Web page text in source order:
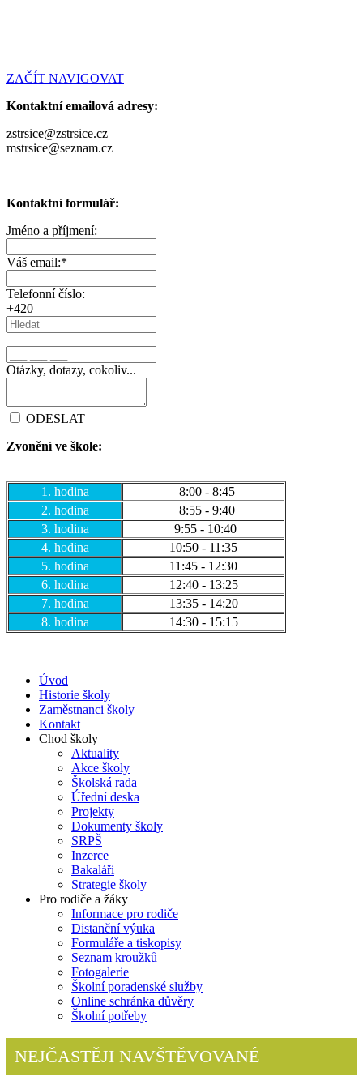
ZAČÍT NAVIGOVAT
Kontaktní emailová adresy:
zstrsice@zstrsice.cz
mstrsice@seznam.cz
Kontaktní formulář:
Jméno a příjmení:
Váš email:*
Telefonní číslo:
+420
Otázky, dotazy, cokoliv...
ODESLAT
Zvonění ve škole:
1. hodina
8:00 - 8:45
2. hodina
8:55 - 9:40
3. hodina
9:55 - 10:40
4. hodina
10:50 - 11:35
5. hodina
11:45 - 12:30
6. hodina
12:40 - 13:25
7. hodina
13:35 - 14:20
8. hodina
14:30 - 15:15
Úvod
Historie školy
Zaměstnanci školy
Kontakt
Chod školy
Aktuality
Akce školy
Školská rada
Úřední deska
Projekty
Dokumenty školy
SRPŠ
Inzerce
Bakaláři
Strategie školy
Pro rodiče a žáky
Informace pro rodiče
Distanční výuka
Formuláře a tiskopisy
Seznam kroužků
Fotogalerie
Školní poradenské služby
Online schránka důvěry
Školní potřeby
NEJČASTĚJI NAVŠTĚVOVANÉ